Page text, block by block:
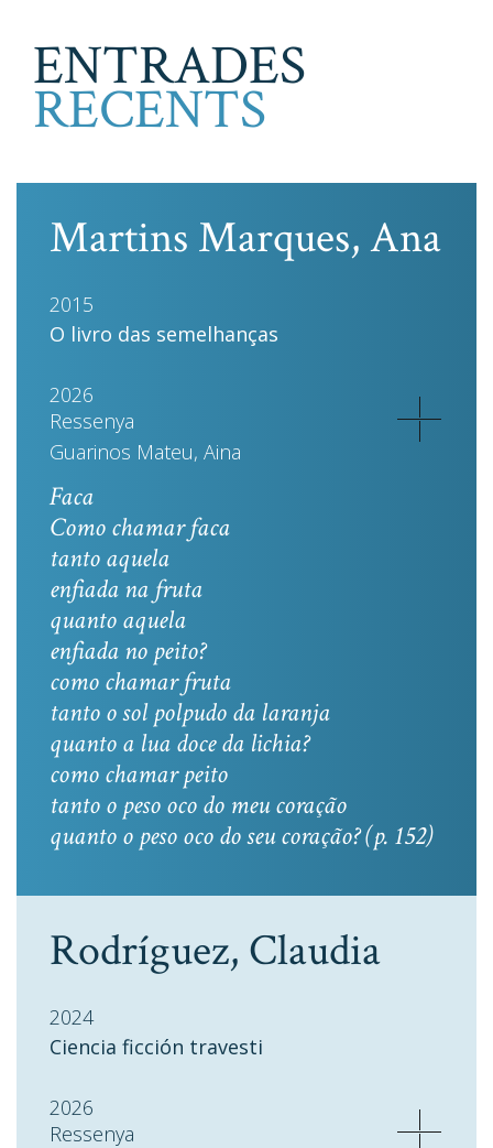
ENTRADES
RECENTS
Martins Marques, Ana
2015
O livro das semelhanças
2026
Ressenya
Guarinos Mateu, Aina
Faca
Como chamar faca
tanto aquela
enfiada na fruta
quanto aquela
enfiada no peito?
como chamar fruta
tanto o sol polpudo da laranja
quanto a lua doce da lichia?
como chamar peito
tanto o peso oco do meu coração
quanto o peso oco do seu coração? (p. 152)
Rodríguez, Claudia
2024
Ciencia ficción travesti
2026
Ressenya